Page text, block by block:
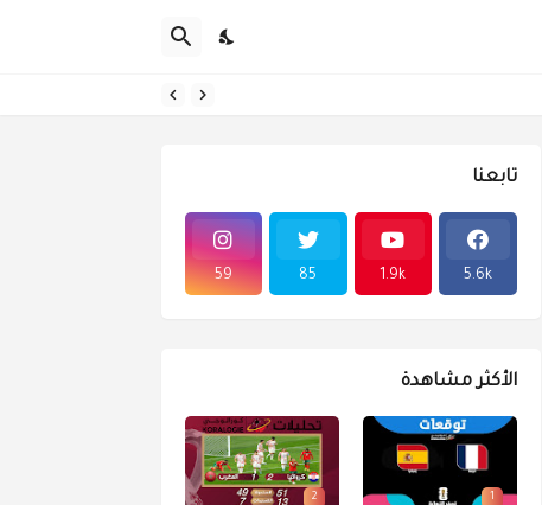
تابعنا
5.6k
1.9k
85
59
الأكثر مشاهدة
1
2